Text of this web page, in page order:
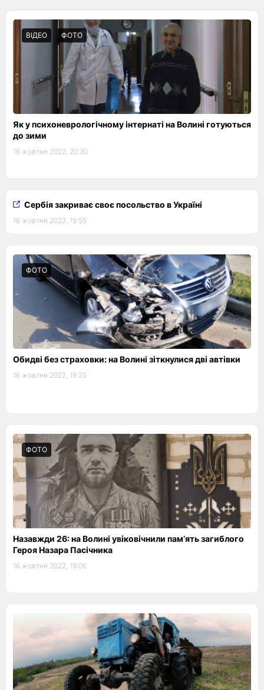
ВІДЕО ФОТО
Як у психоневрологічному інтернаті на Волині готуються
до зими
16 жовтня 2022, 20:30
Сербія закриває своє посольство в Україні
16 жовтня 2022, 19:55
ФОТО
Обидві без страховки: на Волині зіткнулися дві автівки
16 жовтня 2022, 19:25
ФОТО
Назавжди 26: на Волині увіковічнили пам’ять загиблого
Героя Назара Пасічника
16 жовтня 2022, 19:06